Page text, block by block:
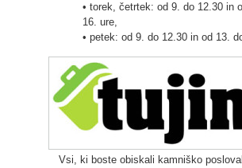
• torek, četrtek: od 9. do 12.30 in
16. ure,
• petek: od 9. do 12.30 in od 13.
Vsi, ki boste obiskali kamniško